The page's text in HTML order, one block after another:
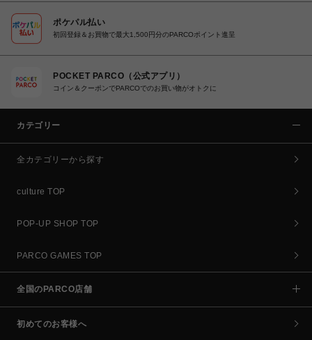
ポケパル払い
初回登録＆お買物で最大1,500円分のPARCOポイント進呈
POCKET PARCO（公式アプリ）
コイン＆クーポンでPARCOでのお買い物がオトクに
カテゴリー
全カテゴリーから探す
culture TOP
POP-UP SHOP TOP
PARCO GAMES TOP
全国のPARCO店舗
初めてのお客様へ